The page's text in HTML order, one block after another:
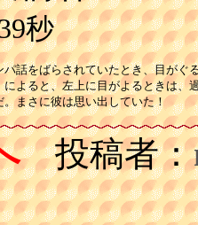
秒
パ話をばらされていたとき、目がぐ
よると、左上に目がよるときは、
まさに彼は思い出していた！
投稿者：